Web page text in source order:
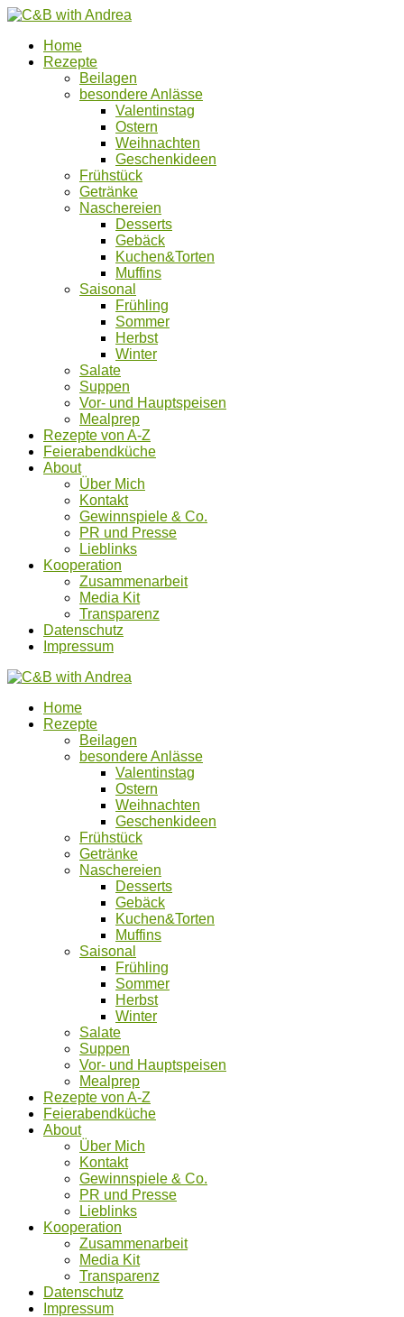
Home
Rezepte
Beilagen
besondere Anlässe
Valentinstag
Ostern
Weihnachten
Geschenkideen
Frühstück
Getränke
Naschereien
Desserts
Gebäck
Kuchen&Torten
Muffins
Saisonal
Frühling
Sommer
Herbst
Winter
Salate
Suppen
Vor- und Hauptspeisen
Mealprep
Rezepte von A-Z
Feierabendküche
About
Über Mich
Kontakt
Gewinnspiele & Co.
PR und Presse
Lieblinks
Kooperation
Zusammenarbeit
Media Kit
Transparenz
Datenschutz
Impressum
Home
Rezepte
Beilagen
besondere Anlässe
Valentinstag
Ostern
Weihnachten
Geschenkideen
Frühstück
Getränke
Naschereien
Desserts
Gebäck
Kuchen&Torten
Muffins
Saisonal
Frühling
Sommer
Herbst
Winter
Salate
Suppen
Vor- und Hauptspeisen
Mealprep
Rezepte von A-Z
Feierabendküche
About
Über Mich
Kontakt
Gewinnspiele & Co.
PR und Presse
Lieblinks
Kooperation
Zusammenarbeit
Media Kit
Transparenz
Datenschutz
Impressum